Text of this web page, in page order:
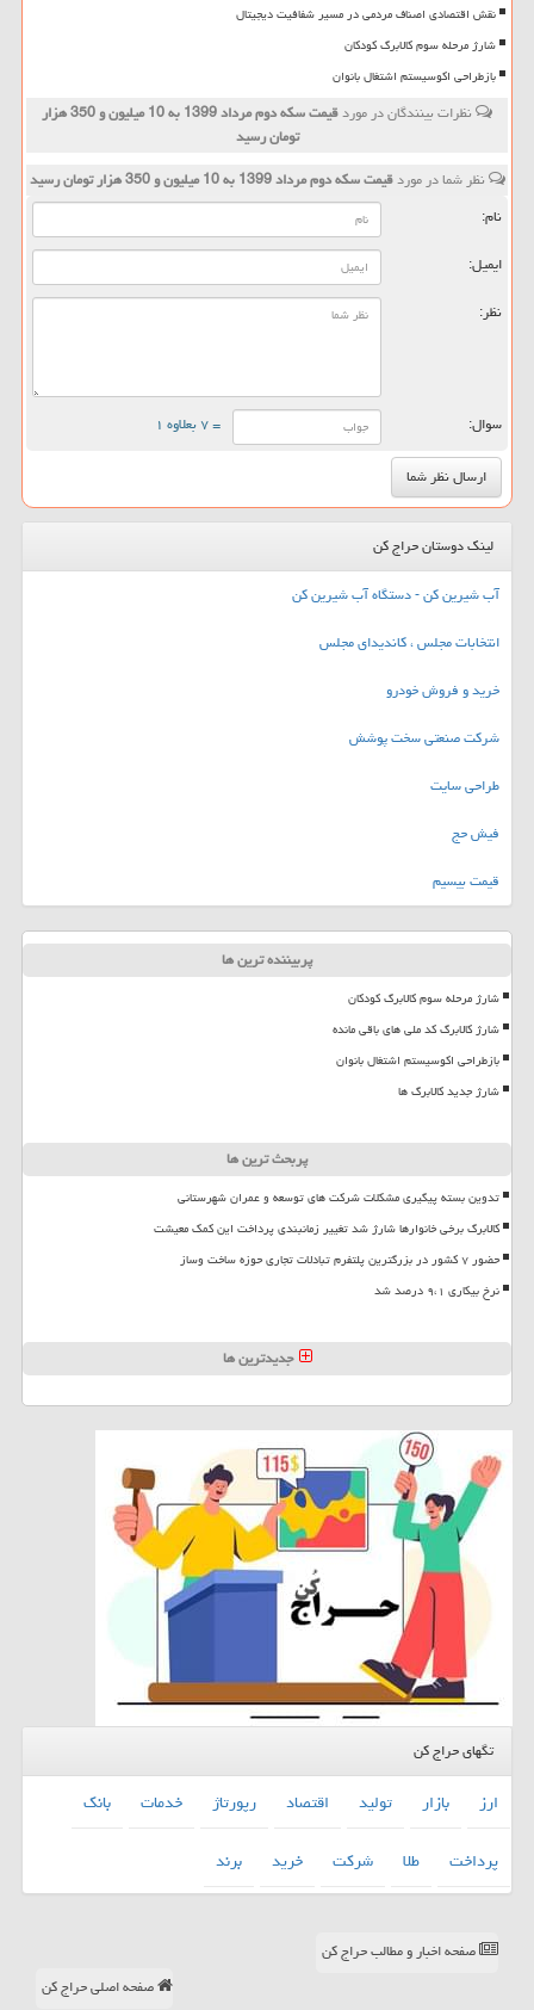
نقش اقتصادی اصناف مردمی در مسیر شفافیت دیجیتال
شارژ مرحله سوم کالابرگ کودکان
بازطراحی اکوسیستم اشتغال بانوان
نظرات بینندگان در مورد
قیمت سكه دوم مرداد 1399 به 10 میلیون و 350 هزار
تومان رسید
نظر شما در موردقیمت سكه دوم مرداد 1399 به 10 میلیون و 350 هزار تومان رسید
نام:
ایمیل:
نظر:
سوال: = ۷ بعلاوه ۱
لینک دوستان حراج کن
آب شیرین کن - دستگاه آب شیرین کن
انتخابات مجلس ، کاندیدای مجلس
خرید و فروش خودرو
شرکت صنعتی سخت پوشش
طراحی سایت
فیش حج
قیمت بیسیم
پربیننده ترین ها
شارژ مرحله سوم کالابرگ کودکان
شارژ کالابرگ کد ملی های باقی مانده
بازطراحی اکوسیستم اشتغال بانوان
شارژ جدید کالابرگ ها
پربحث ترین ها
تدوین بسته پیگیری مشکلات شرکت های توسعه و عمران شهرستانی
کالابرگ برخی خانوارها شارژ شد تغییر زمانبندی پرداخت این کمک معیشت
حضور ۷ کشور در بزرگترین پلتفرم تبادلات تجاری حوزه ساخت وساز
نرخ بیکاری ۹،۱ درصد شد
جدیدترین ها
تگهای حراج کن
ارز بازار تولید اقتصاد رپورتاژ خدمات
بانك
پرداخت
طلا شركت خرید برند
صفحه اخبار و مطالب حراج کن
صفحه اصلی حراج کن